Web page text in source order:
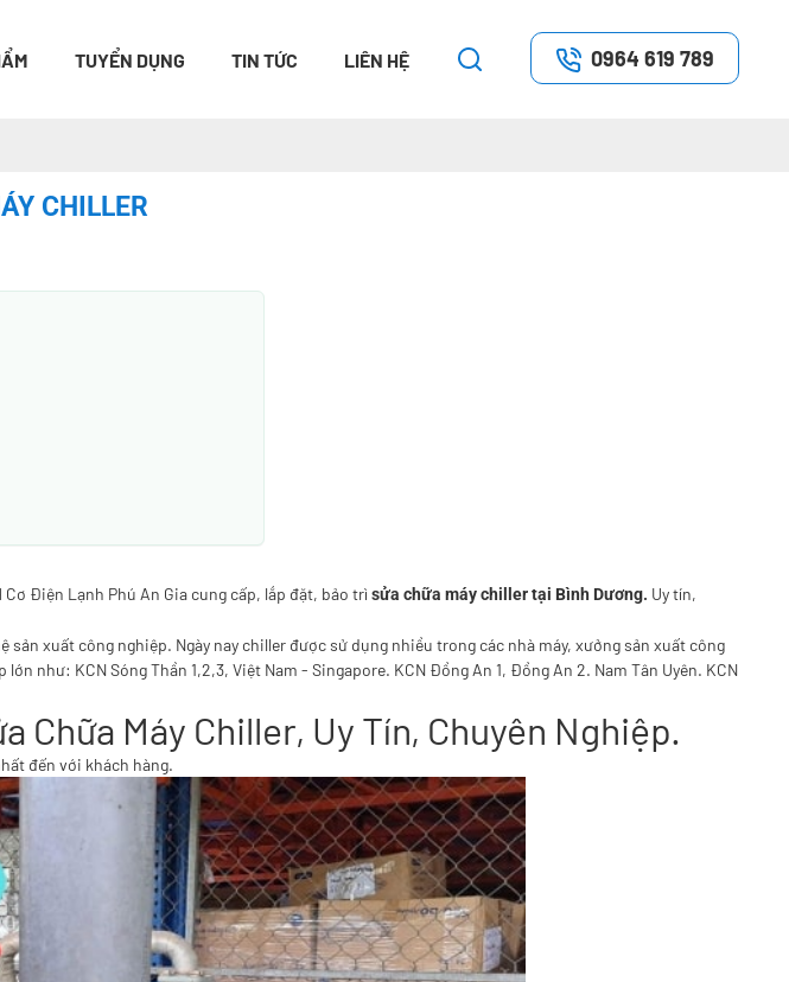
TUYỂN DỤNG TIN TỨC LIÊN HỆ 0964 619 789
CHILLER
Điện Lạnh Phú An Gia cung cấp, lắp đặt, bảo trì sửa chữa máy chiller tại Bình Dương. Uy tín,
xuất công nghiệp. Ngày nay chiller được sử dụng nhiều trong các nhà máy, xưởng sản xuất công
như: KCN Sóng Thần 1,2,3, Việt Nam - Singapore. KCN Đồng An 1, Đồng An 2. Nam Tân Uyên. KCN
Chữa Máy Chiller, Uy Tín, Chuyên Nghiệp.
đến với khách hàng.